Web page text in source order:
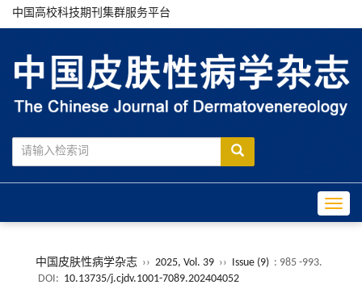
中国高校科技期刊集群服务平台
中国皮肤性病学杂志 ›› 2025, Vol. 39 ›› Issue (9) : 985 -993.
DOI: 10.13735/j.cjdv.1001-7089.202404052